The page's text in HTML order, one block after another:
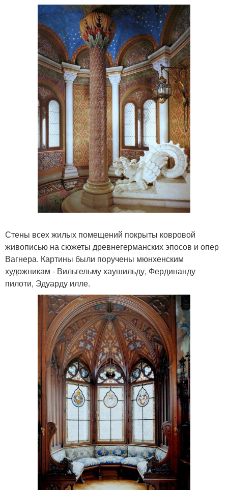
Стены всех жилых помещений покрыты ковровой
живописью на сюжеты древнегерманских эпосов и опер
Вагнера. Картины были поручены мюнхенским
художникам - Вильгельму хаушильду, Фердинанду
пилоти, Эдуарду илле.